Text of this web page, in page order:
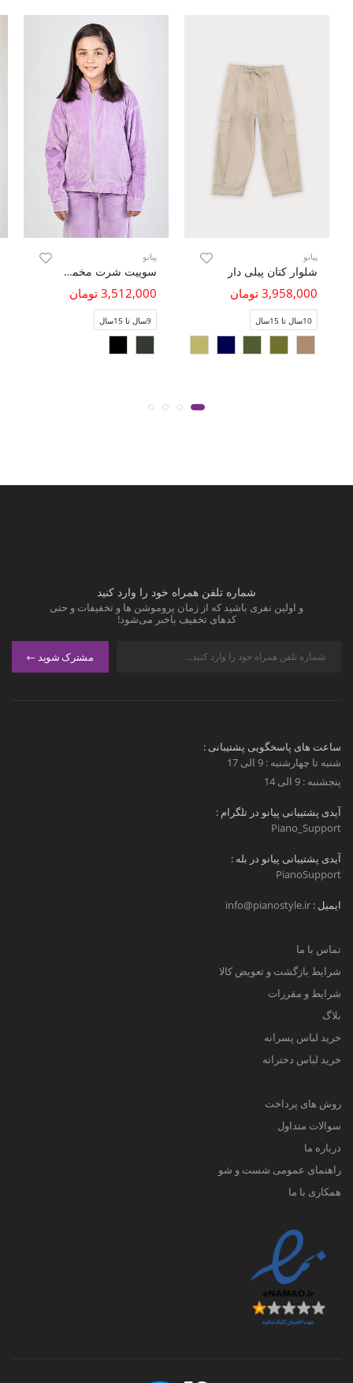
پیانو
شلوار کتان پیلی دار
3,958,000 تومان
10سال تا 15سال
پیانو
سوییت شرت مخمل (ست با کد 10472)
3,512,000 تومان
9سال تا 15سال
شماره تلفن همراه خود را وارد کنید
و اولین نفری باشید که از زمان پروموشن ها و تخفیفات و حتی
کدهای تخفیف باخبر می‌شود!
مشترک شوید
ساعت های پاسخگویی پشتیبانی :
شنبه تا چهارشنبه : 9 الی 17
پنجشنبه : 9 الی 14
آیدی پشتیبانی پیانو در تلگرام :
Piano_Support
آیدی پشتیبانی پیانو در بله :
PianoSupport
ایمیل : info@pianostyle.ir
تماس با ما
شرایط بازگشت و تعویض کالا
شرایط و مقررات
بلاگ
خرید لباس پسرانه
خرید لباس دخترانه
روش های پرداخت
سوالات متداول
درباره ما
راهنمای عمومی شست و شو
همکاری با ما